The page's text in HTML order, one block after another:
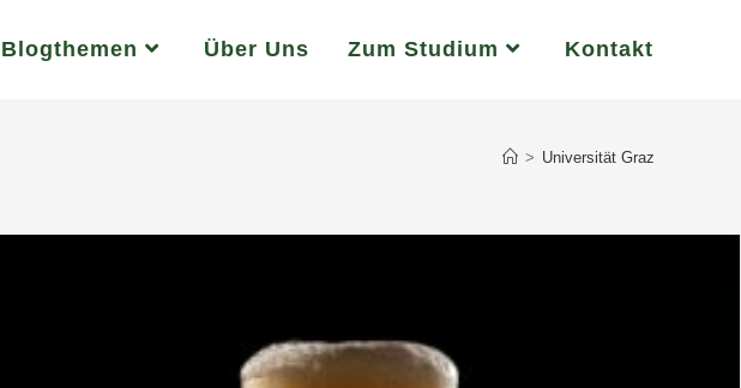
Blogthemen Über Uns Zum Studium Kontakt
> Universität Graz